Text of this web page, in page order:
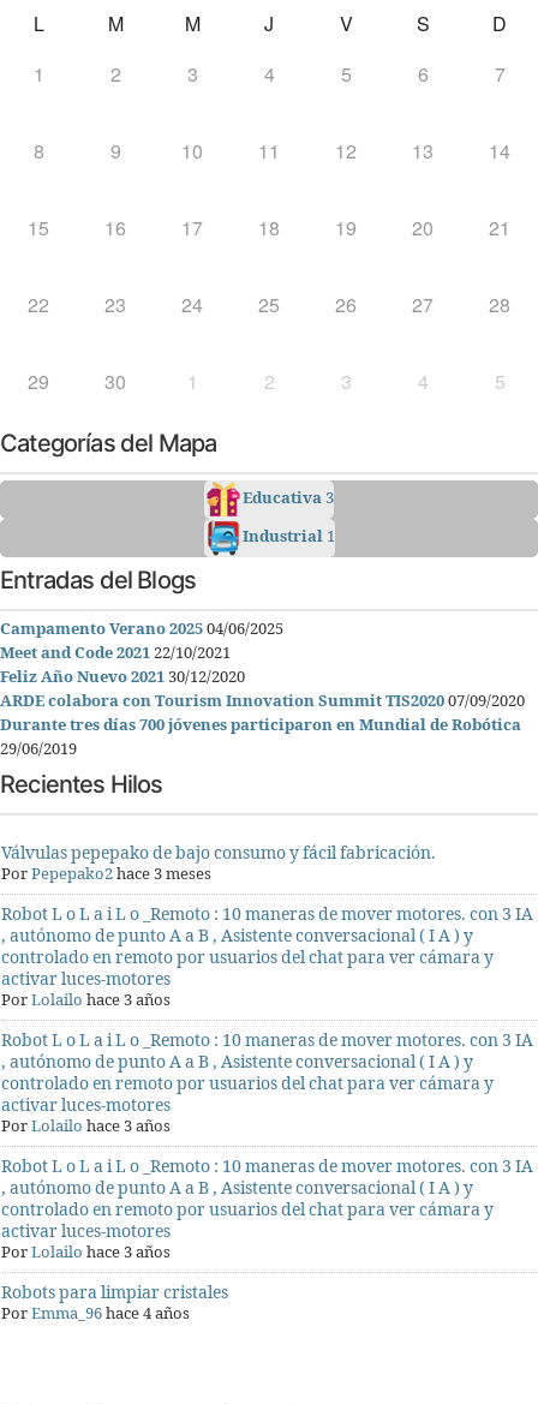
L M M J V S
D
1
2 3 4 5 6 7
8 9 10 11 12 13 14
15 16 17 18 19 20 21
22 23 24 25 26 27 28
29 30 1 2 3 4 5
Categorías del Mapa
Educativa3
Industrial 1
Entradas del Blogs
Campamento Verano 202504/06/2025
Meet and Code 202122/10/2021
Feliz Año Nuevo 202130/12/2020
ARDE colabora con Tourism Innovation Summit TIS202007/09/2020
Durante tres días 700 jóvenes participaron en Mundial de Robótica
29/06/2019
Recientes Hilos
Válvulas pepepako de bajo consumo y fácil fabricación.
PorPepepako2hace 3 meses
Robot L o L a i L o _Remoto : 10 maneras de mover motores. con 3 IA
, autónomo de punto A a B , Asistente conversacional ( I A ) y
controlado en remoto por usuarios del chat para ver cámara y
activar luces-motores
PorLolailo hace 3 años
Robot L o L a i L o _Remoto : 10 maneras de mover motores. con 3 IA
, autónomo de punto A a B , Asistente conversacional ( I A ) y
controlado en remoto por usuarios del chat para ver cámara y
activar luces-motores
PorLolailo hace 3 años
Robot L o L a i L o _Remoto : 10 maneras de mover motores. con 3 IA
, autónomo de punto A a B , Asistente conversacional ( I A ) y
controlado en remoto por usuarios del chat para ver cámara y
activar luces-motores
PorLolailo hace 3 años
Robots para limpiar cristales
PorEmma_96hace 4 años